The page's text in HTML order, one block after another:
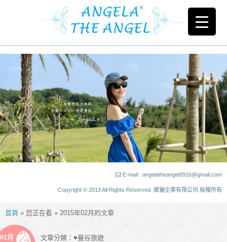
E-mail : angelatheangel0916@gmail.com
Copyright © 2013 All Rights Reserved. 崴儷企業有限公司 版權所有
首頁 » 您正在看 » 2015年02月的文章
02月 文章分類： ♥曼谷旅遊